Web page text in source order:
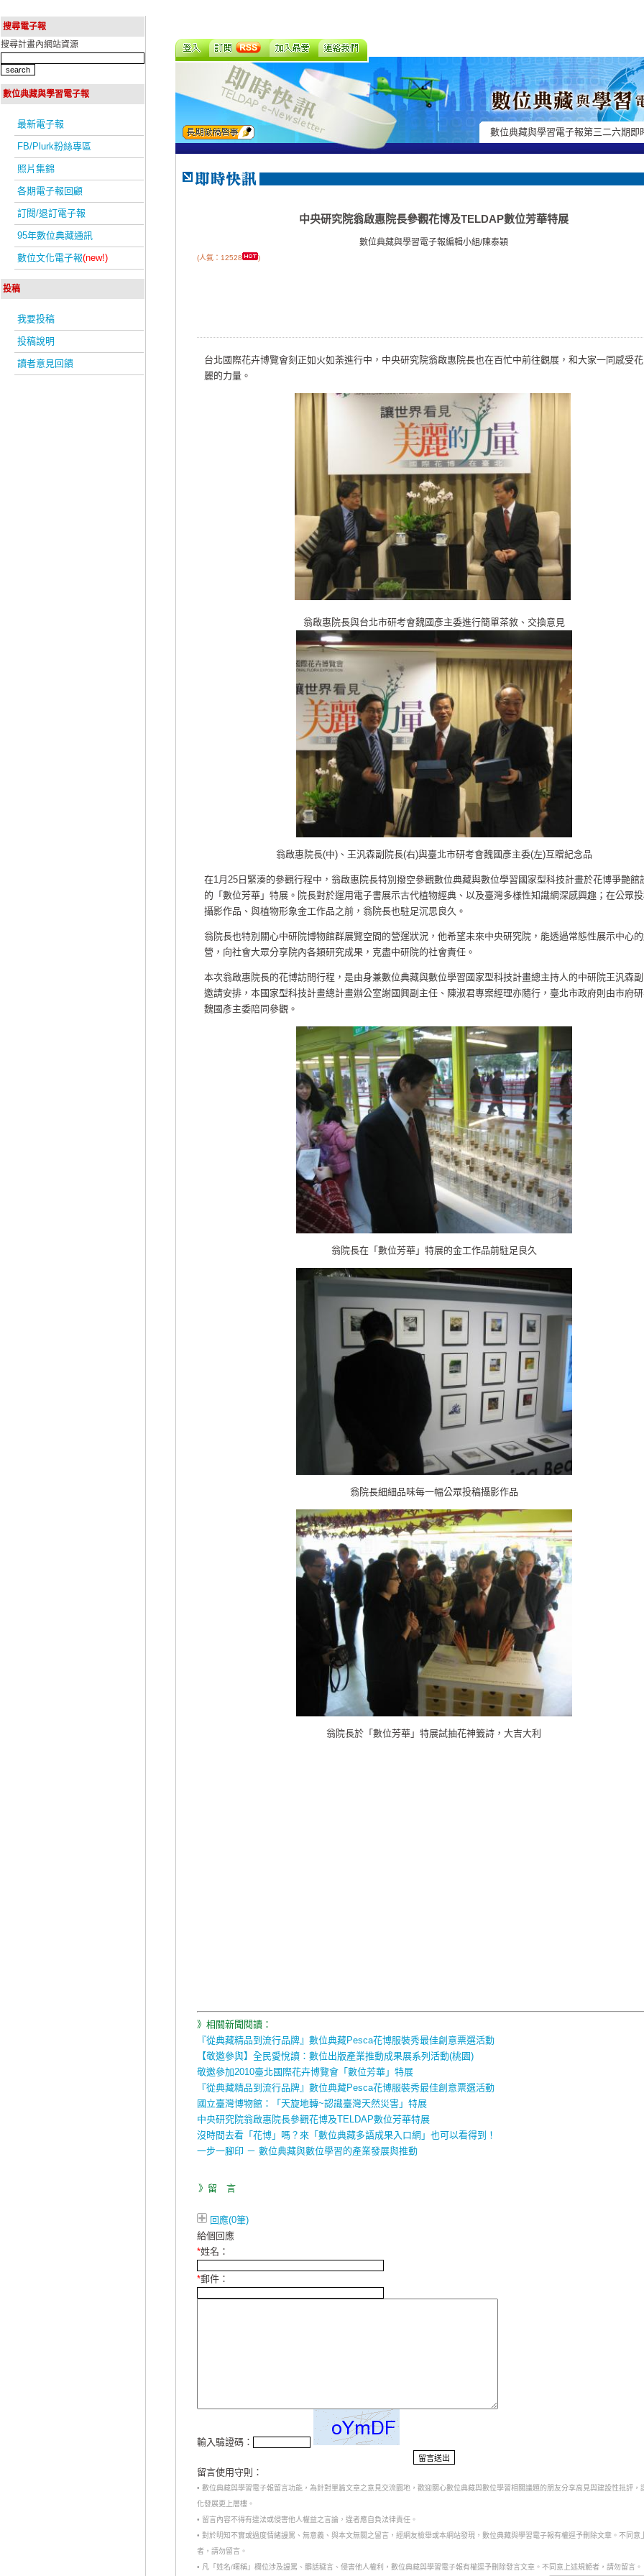
搜尋電子報
搜尋計畫內網站資源
數位典藏與學習電子報
最新電子報
FB/Plurk粉絲專區
照片集錦
各期電子報回顧
訂閱/退訂電子報
95年數位典藏通訊
數位文化電子報(new!)
投稿
我要投稿
投稿說明
讀者意見回饋
數位典藏與學習電子報第三二六期即
中央研究院翁啟惠院長參觀花博及TELDAP數位芳華特展
數位典藏與學習電子報編輯小組/陳泰穎
(人氣：12528 )
台北國際花卉博覽會刻正如火如荼進行中，中央研究院翁啟惠院長也在百忙中前往觀展，和大家一同感受
麗的力量。
翁啟惠院長與台北市研考會魏國彥主委進行簡單茶敘、交換意見
翁啟惠院長(中)、王汎森副院長(右)與臺北市研考會魏國彥主委(左)互贈紀念品
在1月25日緊湊的參觀行程中，翁啟惠院長特別撥空參觀數位典藏與數位學習國家型科技計畫於花博爭艷館
的「數位芳華」特展。院長對於運用電子書展示古代植物經典、以及臺灣多樣性知識網深感興趣；在公眾
攝影作品、與植物形象金工作品之前，翁院長也駐足沉思良久。
翁院長也特別關心中研院博物館群展覽空間的營運狀況，他希望未來中央研究院，能透過常態性展示中心
營，向社會大眾分享院內各類研究成果，克盡中研院的社會責任。
本次翁啟惠院長的花博訪問行程，是由身兼數位典藏與數位學習國家型科技計畫總主持人的中研院王汎森
邀請安排，本國家型科技計畫總計畫辦公室謝國興副主任、陳淑君專案經理亦隨行，臺北市政府則由市府
魏國彥主委陪同參觀。
翁院長在「數位芳華」特展的金工作品前駐足良久
翁院長細細品味每一幅公眾投稿攝影作品
翁院長於「數位芳華」特展試抽花神籤詩，大吉大利
》相關新聞閱讀：
『從典藏精品到流行品牌』數位典藏Pesca花博服裝秀最佳創意票選活動
【敬邀參與】全民愛悅讀：數位出版產業推動成果展系列活動(桃園)
敬邀參加2010臺北國際花卉博覽會「數位芳華」特展
『從典藏精品到流行品牌』數位典藏Pesca花博服裝秀最佳創意票選活動
國立臺灣博物館：「天旋地轉~認識臺灣天然災害」特展
中央研究院翁啟惠院長參觀花博及TELDAP數位芳華特展
沒時間去看「花博」嗎？來「數位典藏多語成果入口網」也可以看得到！
一步一腳印 － 數位典藏與數位學習的產業發展與推動
》留 言
回應(0筆)
給個回應
*姓名：
*郵件：
輸入驗證碼：
留言使用守則：
• 數位典藏與學習電子報留言功能，為針對單篇文章之意見交流園地，歡迎關心數位典藏與數位學習相關議題的朋友分享高見與建設性批評，
化發展更上層樓。
• 留言內容不得有違法或侵害他人權益之言論，違者應自負法律責任。
• 對於明知不實或過度情緒謾罵、無意義、與本文無關之留言，經網友檢舉或本網站發現，數位典藏與學習電子報有權逕予刪除文章。不同意
者，請勿留言。
• 凡「姓名/暱稱」欄位涉及謾罵、髒話穢言、侵害他人權利，數位典藏與學習電子報有權逕予刪除發言文章。不同意上述規範者，請勿留言。